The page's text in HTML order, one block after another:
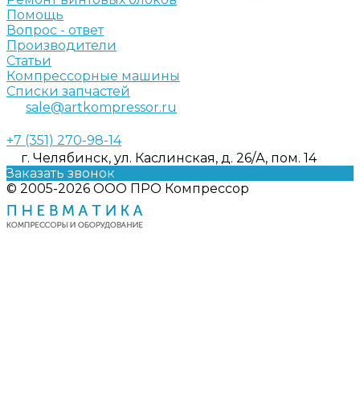
Помощь
Вопрос - ответ
Производители
Статьи
Компрессорные машины
Списки запчастей
sale@artkompressor.ru
+7 (351) 270-98-14
г. Челябинск, ул. Каслинская, д. 26/А, пом. 14
Заказать звонок
© 2005-2026 ООО ПРО Компрессор